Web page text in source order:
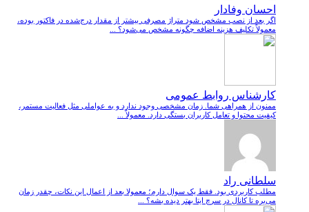
احسان وفادار
اگر بعد از نصب مشخص شود متراژ مصرفی بیشتر از مقدار درج‌شده در فاکتور بوده،
معمولاً تکلیف هزینه اضافه چگونه مشخص می‌شود؟ ...
کارشناس روابط عمومی
ممنون از همراهی شما. زمان مشخصی وجود ندارد و به عواملی مثل فعالیت مستمر،
کیفیت محتوا و تعامل کاربران بستگی دارد. معمولاً ...
سلطانی راد
مطلب کاربردی بود. فقط یک سوال دارم؛ معمولا بعد از اعمال این نکات، چقدر زمان
می‌بره تا کانال در سرچ ایتا بهتر دیده بشه؟ ...